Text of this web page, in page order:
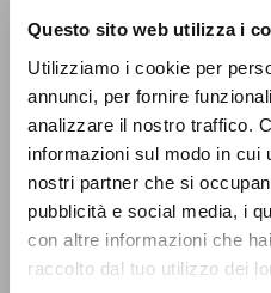
Questo sito web utilizza i
Utilizziamo i cookie per
annunci, per fornire
analizzare il nostro traffico.
informazioni sul modo in cui
nostri partner che si
pubblicità e social media, i
con altre informazioni che
raccolto dal tuo utilizzo dei
Giussani Luigi
Autore
Schubert Franz
Compositore
PHILIPS
2005
IL
Il portale raccoglie e
di Luigi Giussani: quasi
testi integrali in 5